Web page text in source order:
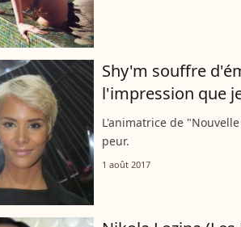
Shy'm souffre
l'impression que
L'animatrice de
peur.
1 août 2017